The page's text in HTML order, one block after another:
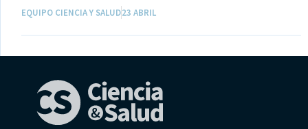
EQUIPO CIENCIA Y SALUD23 ABRIL